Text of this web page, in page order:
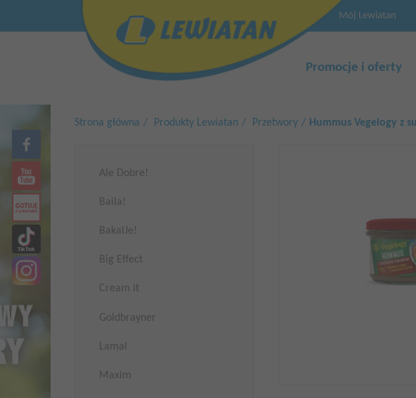
menu
Mój Lewiatan
Główna
Promocje i oferty
Strona główna Produkty Lewiatan Przetwory Hummus Vegelogy z
Ale Dobre!
Baila!
BakalJe!
Big Effect
Cream it
Goldbrayner
Lamal
Maxim